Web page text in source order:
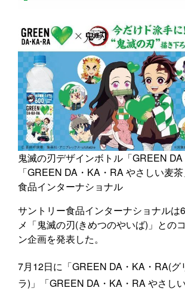
鬼滅の刃デザインボトル「GREEN DA
「GREEN DA・KA・RA やさしい麦
食品インターナショナル
サントリー食品インターナショナルは
メ「鬼滅の刃(きめつのやいば)」との
ン企画を発表した。
7月12日に「GREEN DA・KA・RA(グ
ラ)」「GREEN DA・KA・RA やさし